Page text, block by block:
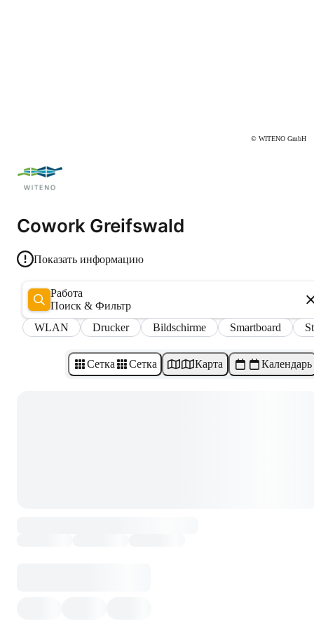
© WITENO GmbH
Cowork Greifswald
Показать информацию
Работа
Поиск & Фильтр
WLAN
Drucker Bildschirme Smartboard
Сетка Сетка Карта Календарь